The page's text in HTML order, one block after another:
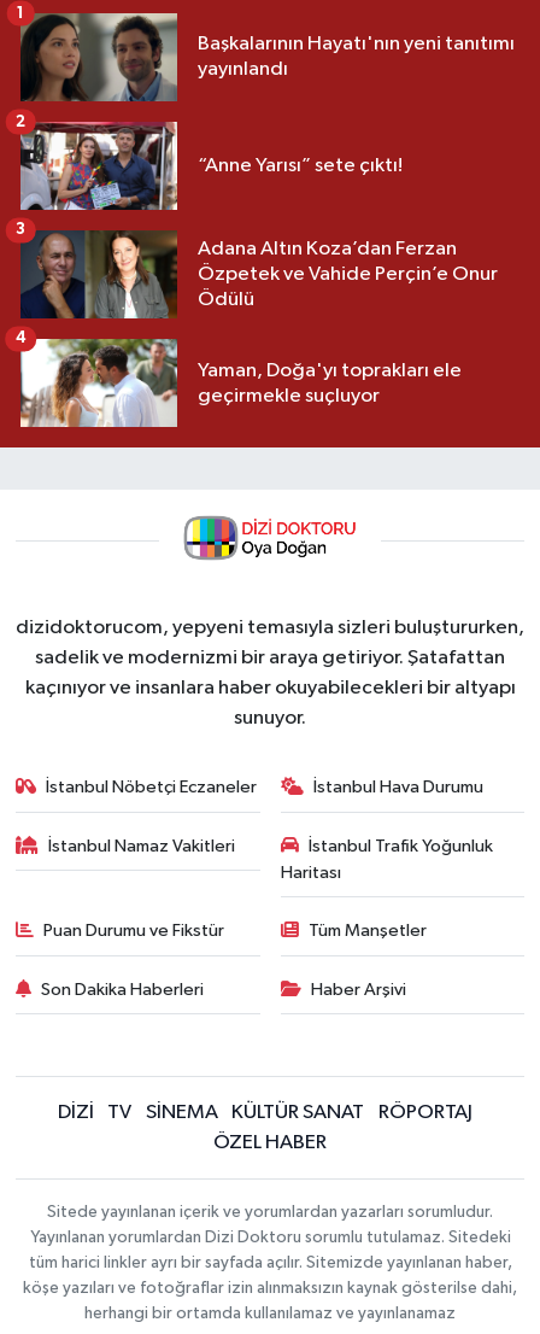
Başkalarının Hayatı'nın yeni tanıtımı
yayınlandı
1
“Anne Yarısı” sete çıktı!
2
Adana Altın Koza’dan Ferzan
Özpetek ve Vahide Perçin’e Onur
Ödülü
3
Yaman, Doğa'yı toprakları ele
geçirmekle suçluyor
4
dizidoktorucom, yepyeni temasıyla sizleri buluştururken,
sadelik ve modernizmi bir araya getiriyor. Şatafattan
kaçınıyor ve insanlara haber okuyabilecekleri bir altyapı
sunuyor.
İstanbul Nöbetçi Eczaneler İstanbul Hava Durumu
İstanbul Namaz Vakitleri
İstanbul Trafik Yoğunluk
Haritası
Puan Durumu ve Fikstür Tüm Manşetler
Son Dakika Haberleri Haber Arşivi
DİZİ TV SİNEMA KÜLTÜR SANAT
RÖPORTAJ
ÖZEL HABER
Sitede yayınlanan içerik ve yorumlardan yazarları sorumludur.
Yayınlanan yorumlardan Dizi Doktoru sorumlu tutulamaz. Sitedeki
tüm harici linkler ayrı bir sayfada açılır. Sitemizde yayınlanan haber,
köşe yazıları ve fotoğraflar izin alınmaksızın kaynak gösterilse dahi,
herhangi bir ortamda kullanılamaz ve yayınlanamaz